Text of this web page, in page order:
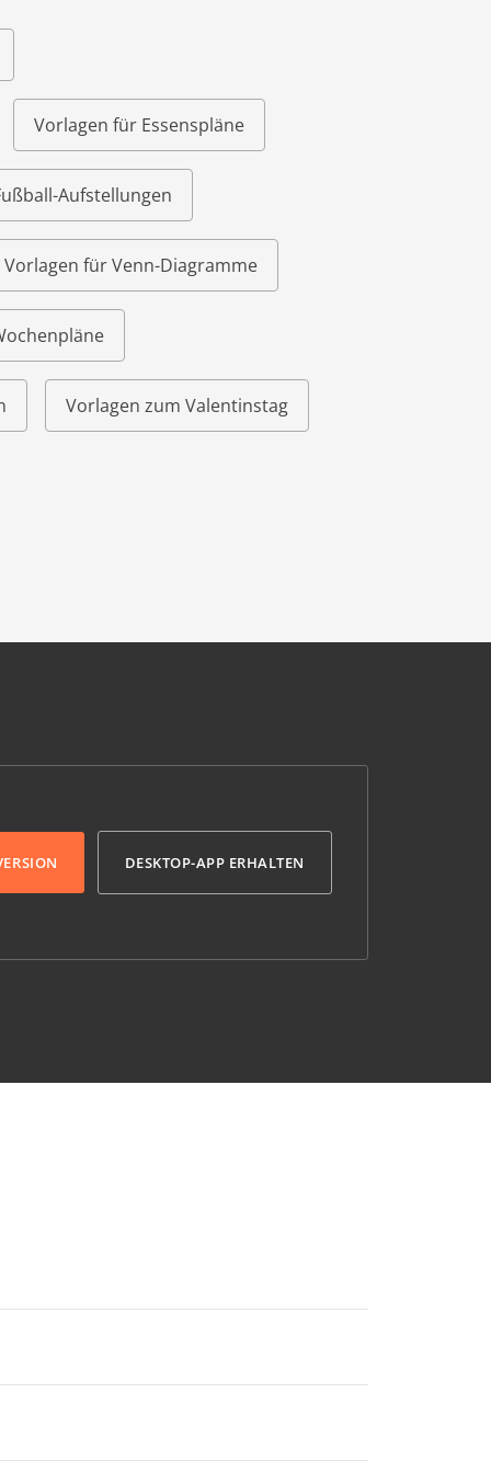
Vorlagen für Essenspläne
Aufstellungen
Vorlagen für Venn-Diagramme
Vorlagen zum Valentinstag
DESKTOP-APP ERHALTEN